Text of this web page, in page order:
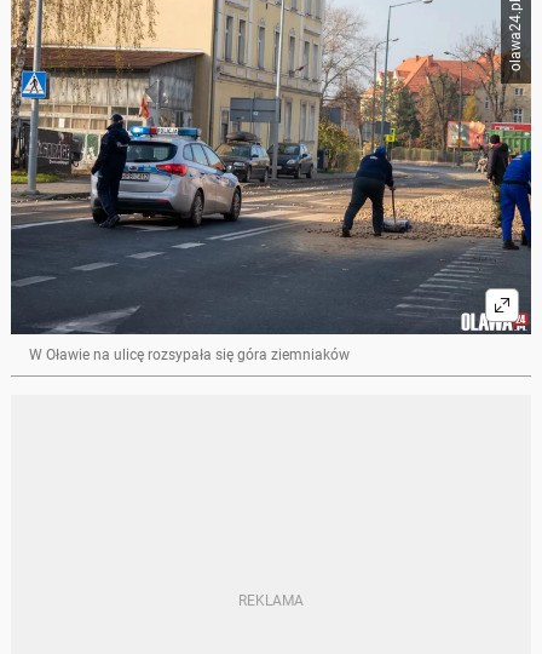
olawa24.pl
W Oławie na ulicę rozsypała się góra ziemniaków